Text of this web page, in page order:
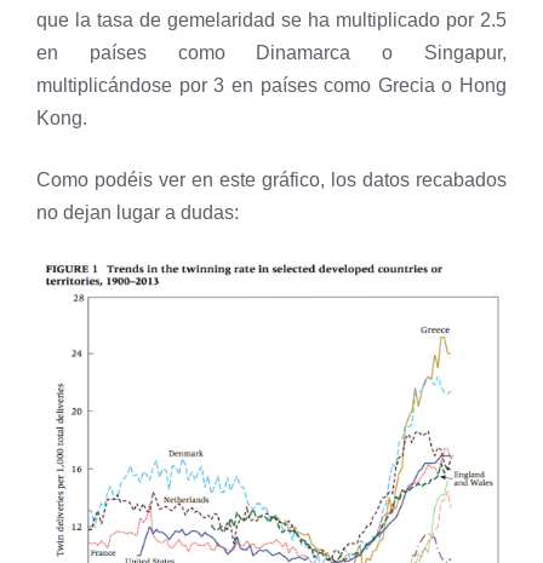
que la tasa de gemelaridad se ha multiplicado por 2.5
en países como Dinamarca o Singapur,
multiplicándose por 3 en países como Grecia o Hong
Kong.
Como podéis ver en este gráfico, los datos recabados
no dejan lugar a dudas: